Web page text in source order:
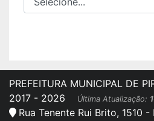
PREFEITURA MUNICIPAL DE
2017 - 2026
Última Atualização:
Rua Tenente Rui Brito, 1510